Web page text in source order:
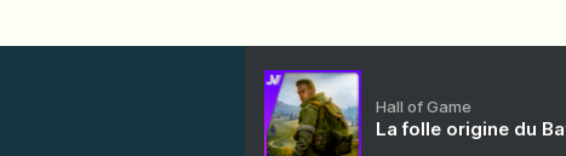
Hall of Game
La folle origine du